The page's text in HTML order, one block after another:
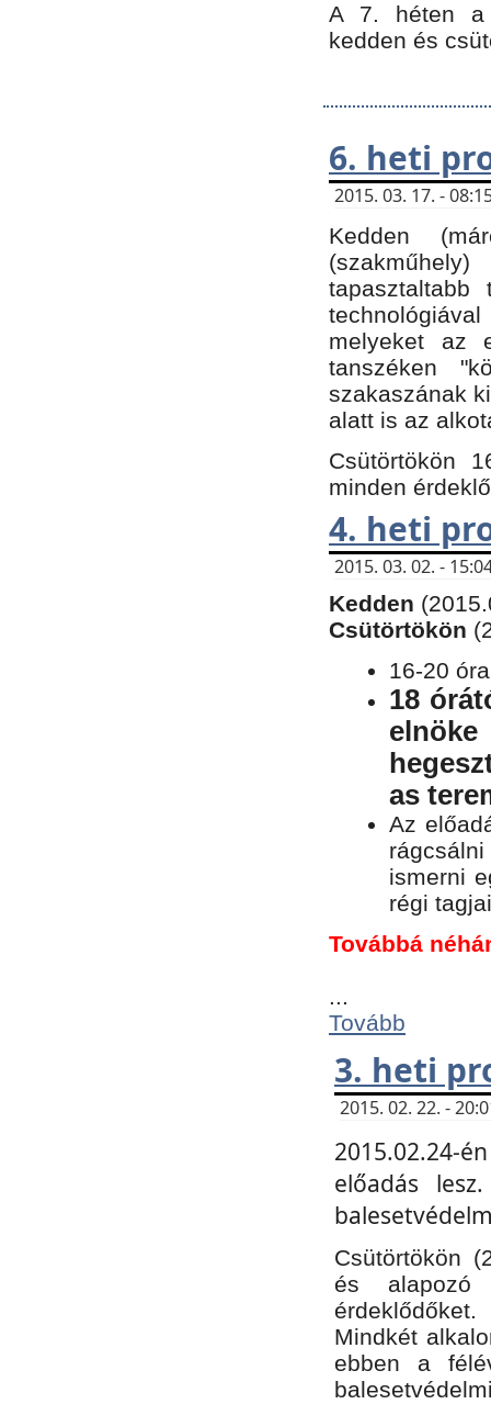
A 7. héten a
kedden és
6. heti
2015. 03. 17. -
Kedden
tapasztaltabb
melyeket az
tanszéken
szakaszának
alatt is az
Csütörtökön
minden
4. heti
2015. 03. 02. -
Kedden
Csütörtökön
16-20
18
as
Az
ismerni
régi
Továbbá
...
Tovább
3. heti
2015. 02. 22. -
2015.02.24-
előadás
Csütörtökön
és alapozó
érdeklődőket.
Mindkét
ebben a